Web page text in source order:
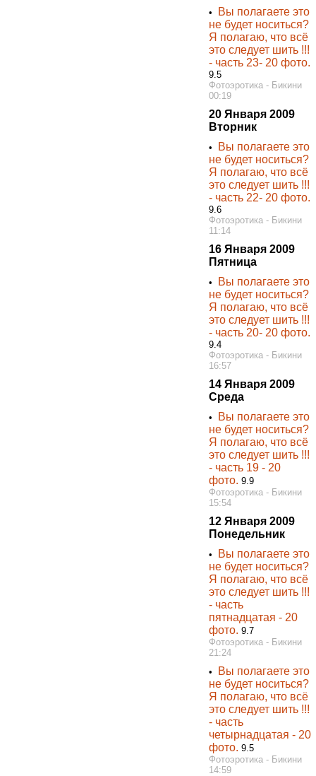
•
Вы полагаете это
не будет носиться?
Я полагаю, что всё
это следует шить !!!
- часть 23- 20 фото.
9.5
Фотоэротика - Бикини
00:19
20 Января 2009
Вторник
•
Вы полагаете это
не будет носиться?
Я полагаю, что всё
это следует шить !!!
- часть 22- 20 фото.
9.6
Фотоэротика - Бикини
11:14
16 Января 2009
Пятница
•
Вы полагаете это
не будет носиться?
Я полагаю, что всё
это следует шить !!!
- часть 20- 20 фото.
9.4
Фотоэротика - Бикини
16:57
14 Января 2009
Среда
•
Вы полагаете это
не будет носиться?
Я полагаю, что всё
это следует шить !!!
- часть 19 - 20
фото. 9.9
Фотоэротика - Бикини
15:54
12 Января 2009
Понедельник
•
Вы полагаете это
не будет носиться?
Я полагаю, что всё
это следует шить !!!
- часть
пятнадцатая - 20
фото. 9.7
Фотоэротика - Бикини
21:24
•
Вы полагаете это
не будет носиться?
Я полагаю, что всё
это следует шить !!!
- часть
четырнадцатая - 20
фото. 9.5
Фотоэротика - Бикини
14:59